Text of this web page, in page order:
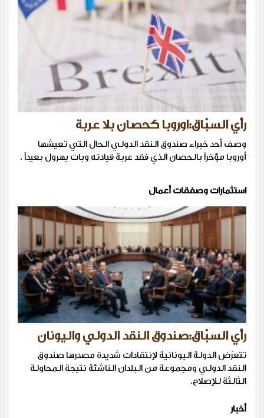
رأي السبّاق:اوروبا كحصان بلا عربة
وصف أحد خبراء صندوق النقد الدولي الحال التي تعيشها
أوروبا مؤخراً بالحصان الذي فقد عربة قيادته وبات يهرول بعيداً .
استثمارات وصفقات أعمال
رأي السبّاق:صندوق النقد الدولي واليونان
تتعرّض الدولة اليونانية لإنتقادات شديدة مصدرها صندوق
النقد الدولي ومجموعة من البلدان الناشئة نتيجة المحاولة
الثالثة للإصلاح.
أخبار